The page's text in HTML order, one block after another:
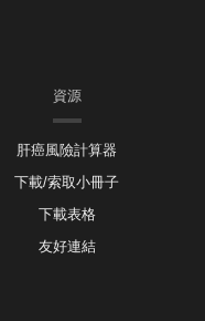
資源
肝癌風險計算器
下載/索取小冊子
下載表格
友好連結